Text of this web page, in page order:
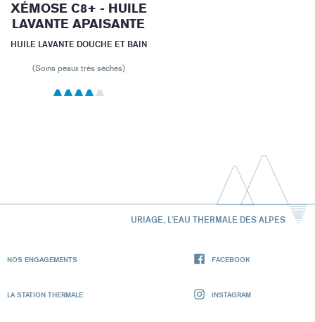
XÉMOSE C8+ - HUILE
LAVANTE APAISANTE
HUILE LAVANTE DOUCHE ET BAIN
(Soins peaux très sèches)
URIAGE, L'EAU THERMALE DES ALPES
NOS ENGAGEMENTS
LA STATION THERMALE
FACEBOOK
INSTAGRAM